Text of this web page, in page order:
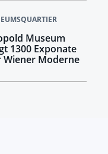
Museum
1300 Exponate
Wiener Moderne